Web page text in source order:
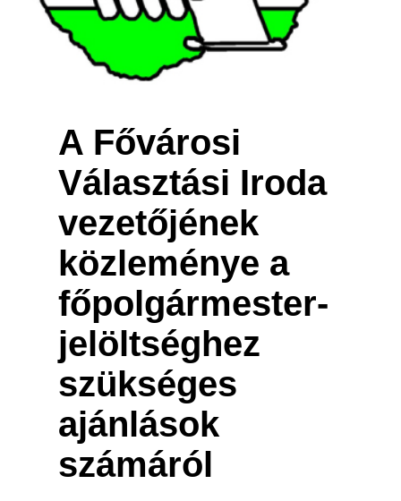
A Fővárosi
Választási Iroda
vezetőjének
közleménye a
főpolgármester-
jelöltséghez
szükséges
ajánlások
számáról